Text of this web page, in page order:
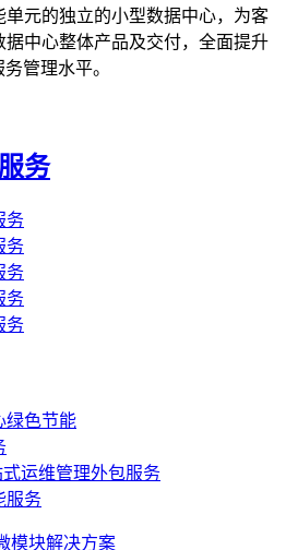
单元的独立的小型数据中心，为客
据中心整体产品及交付，全面提升
管理水平。
务
务
务
务
务
务
绿色节能
运维管理外包服务
服务
模块解决方案